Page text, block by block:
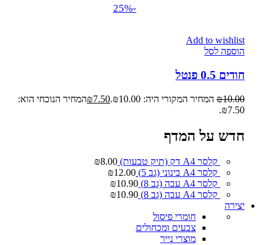
-25%
Add to wishlist
הוספה לסל
חודים 0.5 פנטל
₪10.00 המחיר המקורי היה: ₪10.00. ₪7.50
המחיר הנוכחי הוא:
₪7.50.
חדש על המדף
קלסר A4 דק (תיק טבעות) ₪8.00
קלסר A4 בינוני (גב 5)
₪12.00
קלסר A4 עבה (גב 8)
₪10.90
קלסר A4 עבה (גב 8)
₪10.90
יצירה
חומרי פיסול
צבעים ומכחולים
מוצרי נייר